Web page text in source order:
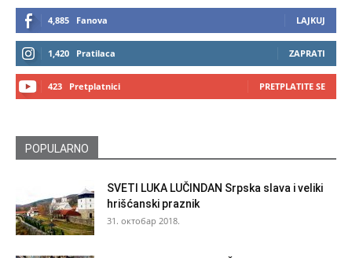
4,885 Fanova LAJKUJ
1,420 Pratilaca ZAPRATI
423 Pretplatnici PRETPLATITE SE
POPULARNO
SVETI LUKA LUČINDAN Srpska slava i veliki
hrišćanski praznik
31. октобар 2018.